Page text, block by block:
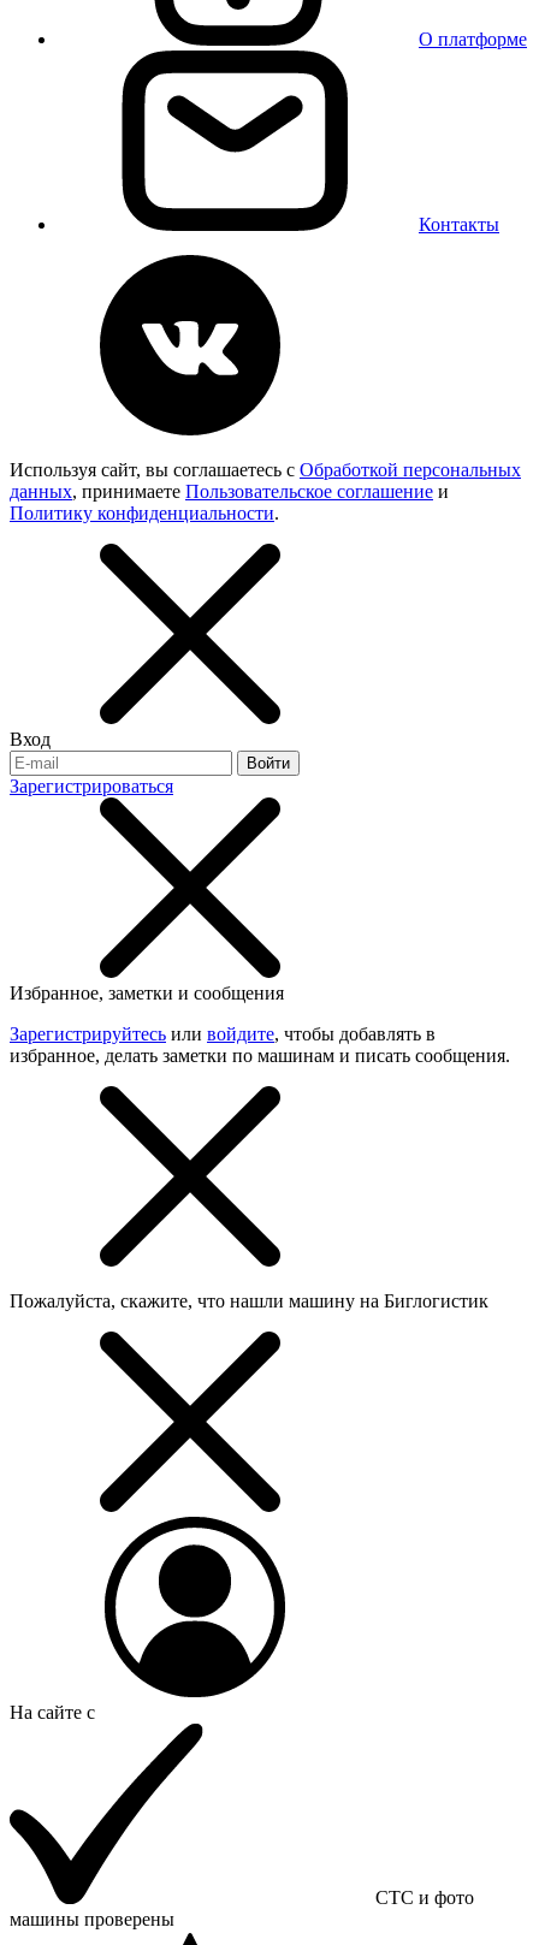
О платформе
Контакты
Используя сайт, вы соглашаетесь с Обработкой персональных
данных, принимаете Пользовательское соглашение и
Политику конфиденциальности.
Вход
Войти
Зарегистрироваться
Избранное, заметки и сообщения
Зарегистрируйтесь или войдите, чтобы добавлять в
избранное, делать заметки по машинам и писать сообщения.
Пожалуйста, скажите, что нашли машину на Биглогистик
На сайте с
СТС и фото
машины проверены